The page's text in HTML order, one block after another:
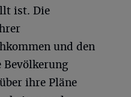
ist. Die
und den
ihre Pläne